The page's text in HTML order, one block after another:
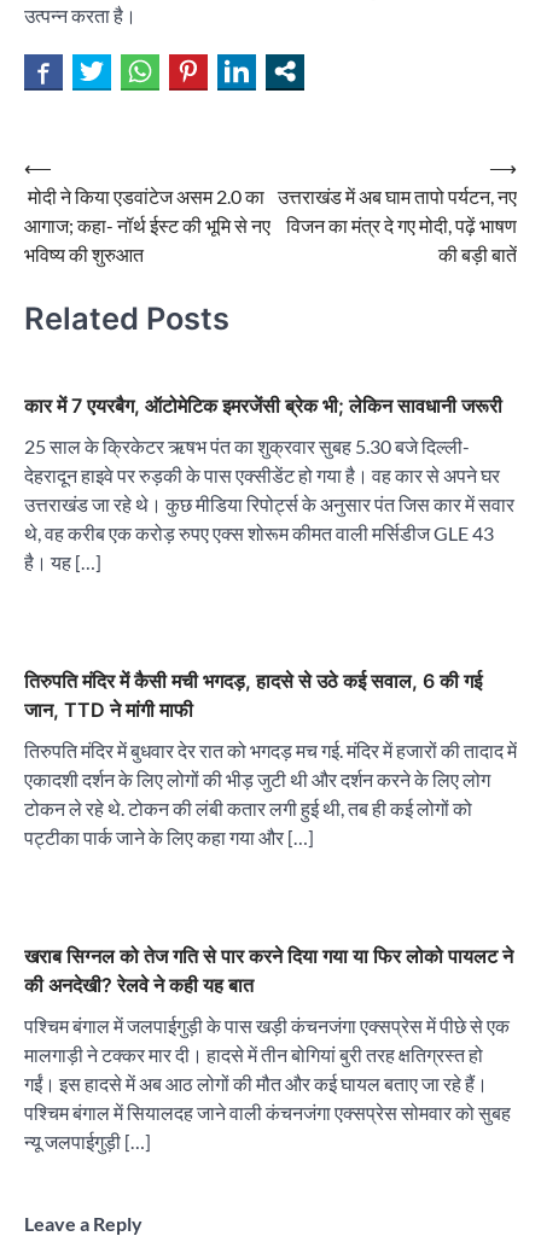
उत्पन्न करता है।
Post
navigation
⟵
मोदी ने किया एडवांटेज असम 2.0 का
आगाज; कहा- नॉर्थ ईस्ट की भूमि से नए
भविष्य की शुरुआत
उत्तराखंड में अब घाम तापो पर्यटन, नए
विजन का मंत्र दे गए मोदी, पढ़ें भाषण
की बड़ी बातें
⟶
Related Posts
कार में 7 एयरबैग, ऑटोमेटिक इमरजेंसी ब्रेक भी; लेकिन सावधानी जरूरी
25 साल के क्रिकेटर ऋषभ पंत का शुक्रवार सुबह 5.30 बजे दिल्ली-
देहरादून हाइवे पर रुड़की के पास एक्सीडेंट हो गया है। वह कार से अपने घर
उत्तराखंड जा रहे थे। कुछ मीडिया रिपोर्ट्स के अनुसार पंत जिस कार में सवार
थे, वह करीब एक करोड़ रुपए एक्स शोरूम कीमत वाली मर्सिडीज GLE 43
है। यह […]
तिरुपति मंदिर में कैसी मची भगदड़, हादसे से उठे कई सवाल, 6 की गई
जान, TTD ने मांगी माफी
तिरुपति मंदिर में बुधवार देर रात को भगदड़ मच गई. मंदिर में हजारों की तादाद में
एकादशी दर्शन के लिए लोगों की भीड़ जुटी थी और दर्शन करने के लिए लोग
टोकन ले रहे थे. टोकन की लंबी कतार लगी हुई थी, तब ही कई लोगों को
पट्टीका पार्क जाने के लिए कहा गया और […]
खराब सिग्नल को तेज गति से पार करने दिया गया या फिर लोको पायलट ने
की अनदेखी? रेलवे ने कही यह बात
पश्चिम बंगाल में जलपाईगुड़ी के पास खड़ी कंचनजंगा एक्सप्रेस में पीछे से एक
मालगाड़ी ने टक्कर मार दी। हादसे में तीन बोगियां बुरी तरह क्षतिग्रस्त हो
गईं। इस हादसे में अब आठ लोगों की मौत और कई घायल बताए जा रहे हैं।
पश्चिम बंगाल में सियालदह जाने वाली कंचनजंगा एक्सप्रेस सोमवार को सुबह
न्यू जलपाईगुड़ी […]
Leave a Reply